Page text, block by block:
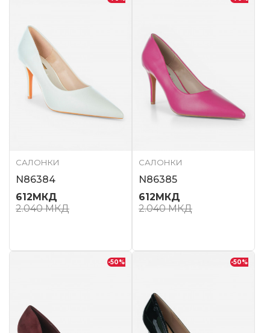
САЛОНКИ
N86384
612МКД
2.040МКД
САЛОНКИ
N86385
612МКД
2.040МКД
-50% -50%